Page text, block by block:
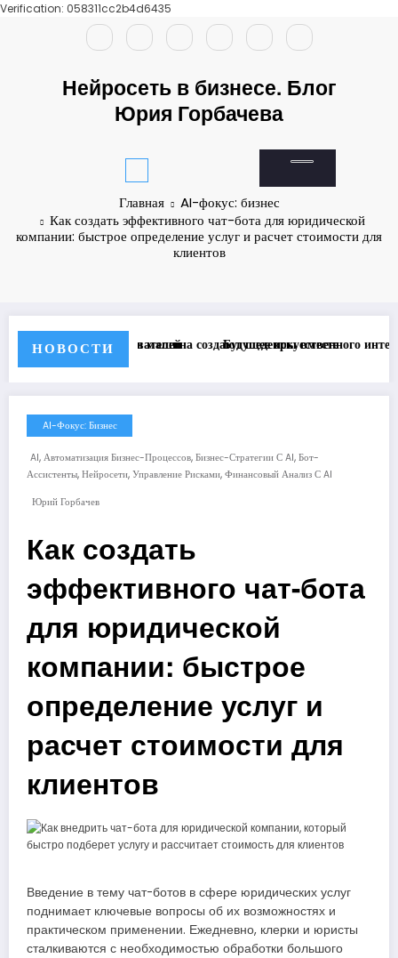
Verification: 058311cc2b4d6435
Нейросеть в бизнесе. Блог
Юрия Горбачева
Главная
AI-фокус: бизнес
Как создать эффективного чат-бота для юридической
компании: быстрое определение услуг и расчет стоимости для
клиентов
НОВОСТИ
создают шедевры вместе
Будущее искусственного интеллекта: Как OpenAI и
AI-Фокус: Бизнес
AI, Автоматизация Бизнес-Процессов, Бизнес-Стратегии С AI, Бот-
Ассистенты, Нейросети, Управление Рисками, Финансовый Анализ С AI
Юрий Горбачев
Как создать
эффективного чат-бота
для юридической
компании: быстрое
определение услуг и
расчет стоимости для
клиентов
Введение в тему чат-ботов в сфере юридических услуг
поднимает ключевые вопросы об их возможностях и
практическом применении. Ежедневно, клерки и юристы
сталкиваются с необходимостью обработки большого